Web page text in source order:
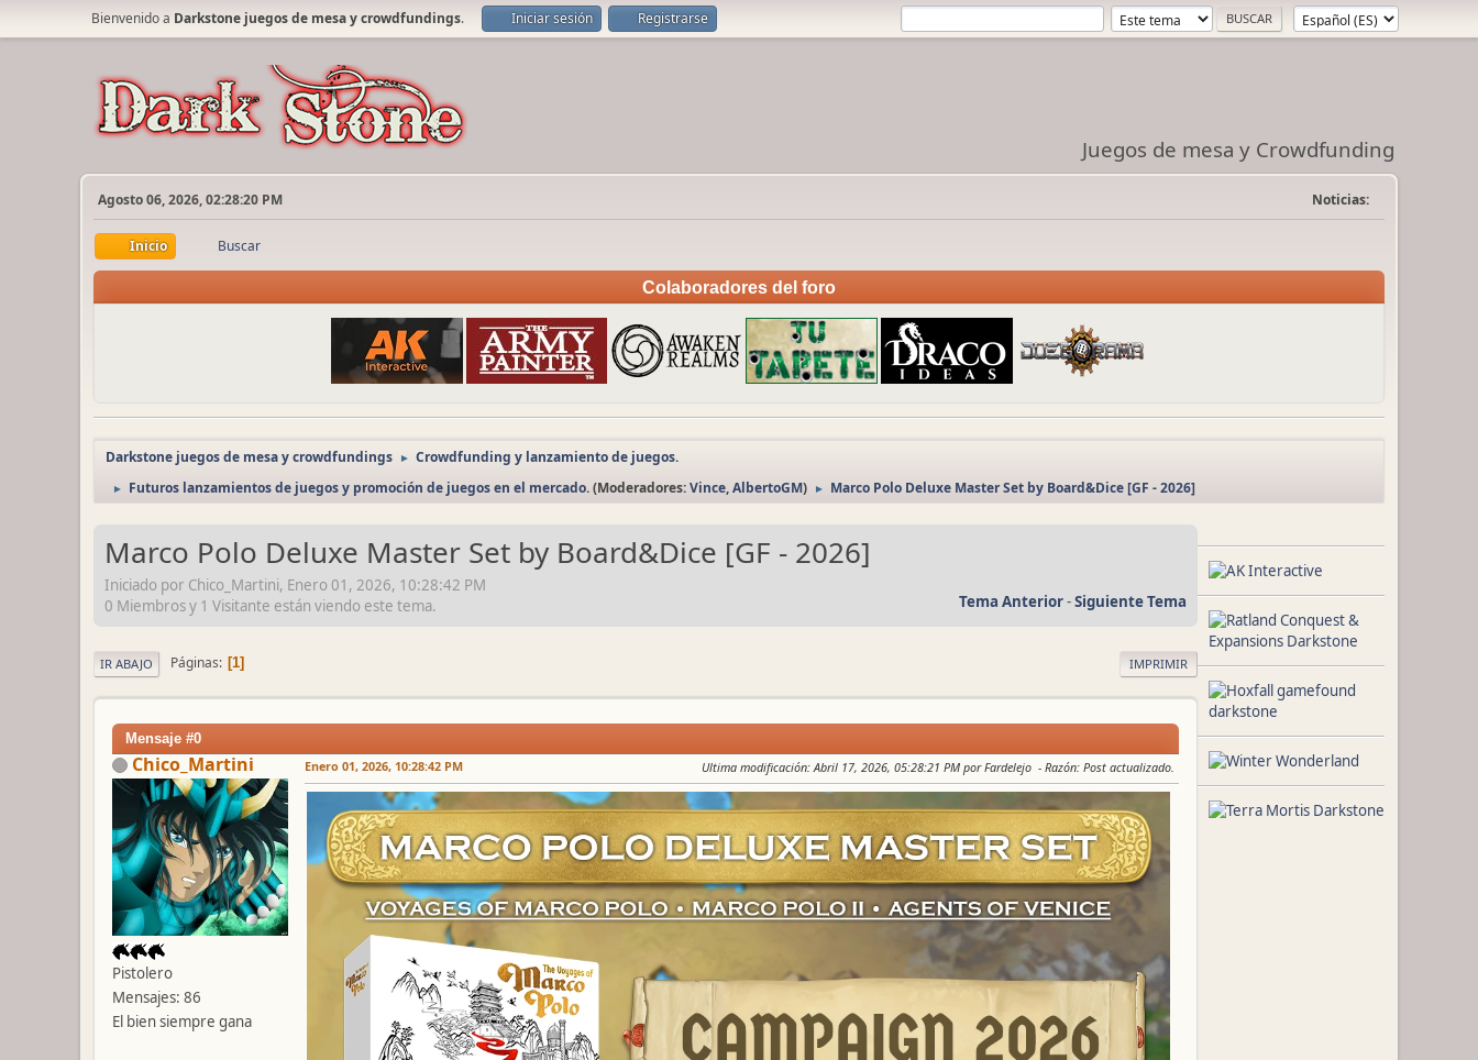
Bienvenido a Darkstone juegos de mesa y crowdfundings. Iniciar sesión Registrarse
Juegos de mesa y Crowdfunding
Agosto 06, 2026, 02:28:20 PM Noticias:
Inicio Buscar
Colaboradores del foro
Darkstone juegos de mesa y crowdfundings ► Crowdfunding y lanzamiento de juegos.
► Futuros lanzamientos de juegos y promoción de juegos en el mercado.(Moderadores:Vince,AlbertoGM) ► Marco Polo Deluxe Master Set by Board&Dice [GF - 2026]
Marco Polo Deluxe Master Set by Board&Dice [GF - 2026]
Iniciado por Chico_Martini, Enero 01, 2026, 10:28:42 PM
Tema Anterior-Siguiente Tema
0 Miembros y 1 Visitante están viendo este tema.
IMPRIMIR
IR ABAJO Páginas 1
Mensaje #0
Chico_Martini
Pistolero
Mensajes: 86
El bien siempre gana
Enero 01, 2026, 10:28:42 PM Ultima modificación: Abril 17, 2026, 05:28:21 PM por Fardelejo Razón: Post actualizado.